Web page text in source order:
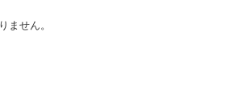
ません。